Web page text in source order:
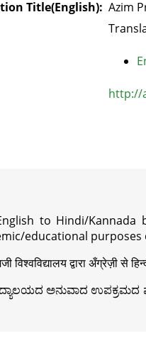
Title(English): Azim
http://
to Hindi/
educational purposes
विश्वविद्यालय द्वारा अँग्रेज़ी से
ಅನುವಾದ ಉಪಕ್ರಮದ